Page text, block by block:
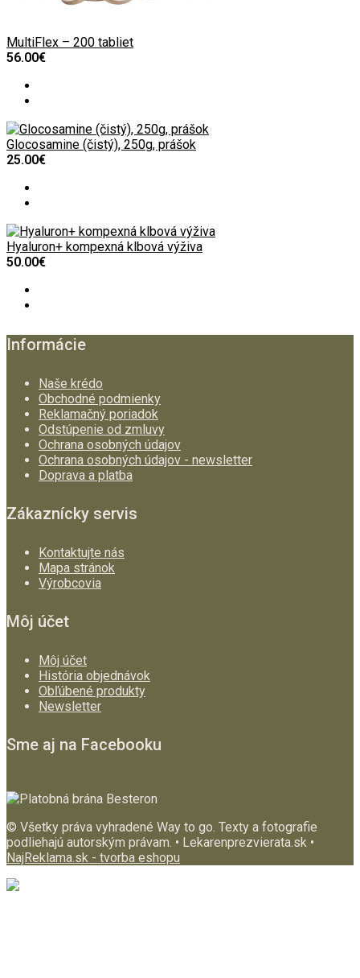
MultiFlex – 200 tabliet
56.00€
Glocosamine (čistý), 250g, prášok
25.00€
Hyaluron+ kompexná klbová výživa
50.00€
Informácie
Naše krédo
Obchodné podmienky
Reklamačný poriadok
Odstúpenie od zmluvy
Ochrana osobných údajov
Ochrana osobných údajov - newsletter
Doprava a platba
Zákaznícky servis
Kontaktujte nás
Mapa stránok
Výrobcovia
Môj účet
Môj účet
História objednávok
Obľúbené produkty
Newsletter
Sme aj na Facebooku
© Všetky práva vyhradené Way to go. Texty a fotografie
podliehajú autorským právam. • Lekarenprezvierata.sk •
NajReklama.sk - tvorba eshopu